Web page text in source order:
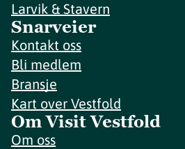
Larvik & Stavern
Snarveier
Kontakt oss
Bli medlem
Bransje
Kart over Vestfold
Om Visit Vestfold
Om oss